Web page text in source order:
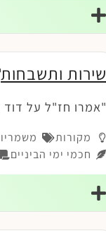
שירות ותשבחות
"אמרו חז"ל על
מקורות
חכמי ימי הביניים